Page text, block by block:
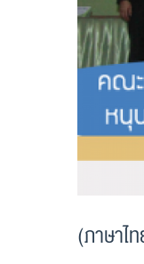
(ภาษาไ